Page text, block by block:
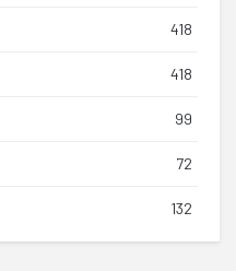
418
418
99
72
132